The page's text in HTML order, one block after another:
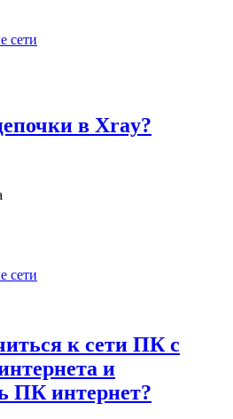
сети
в Xray?
сети
к сети ПК с
и
ПК интернет?